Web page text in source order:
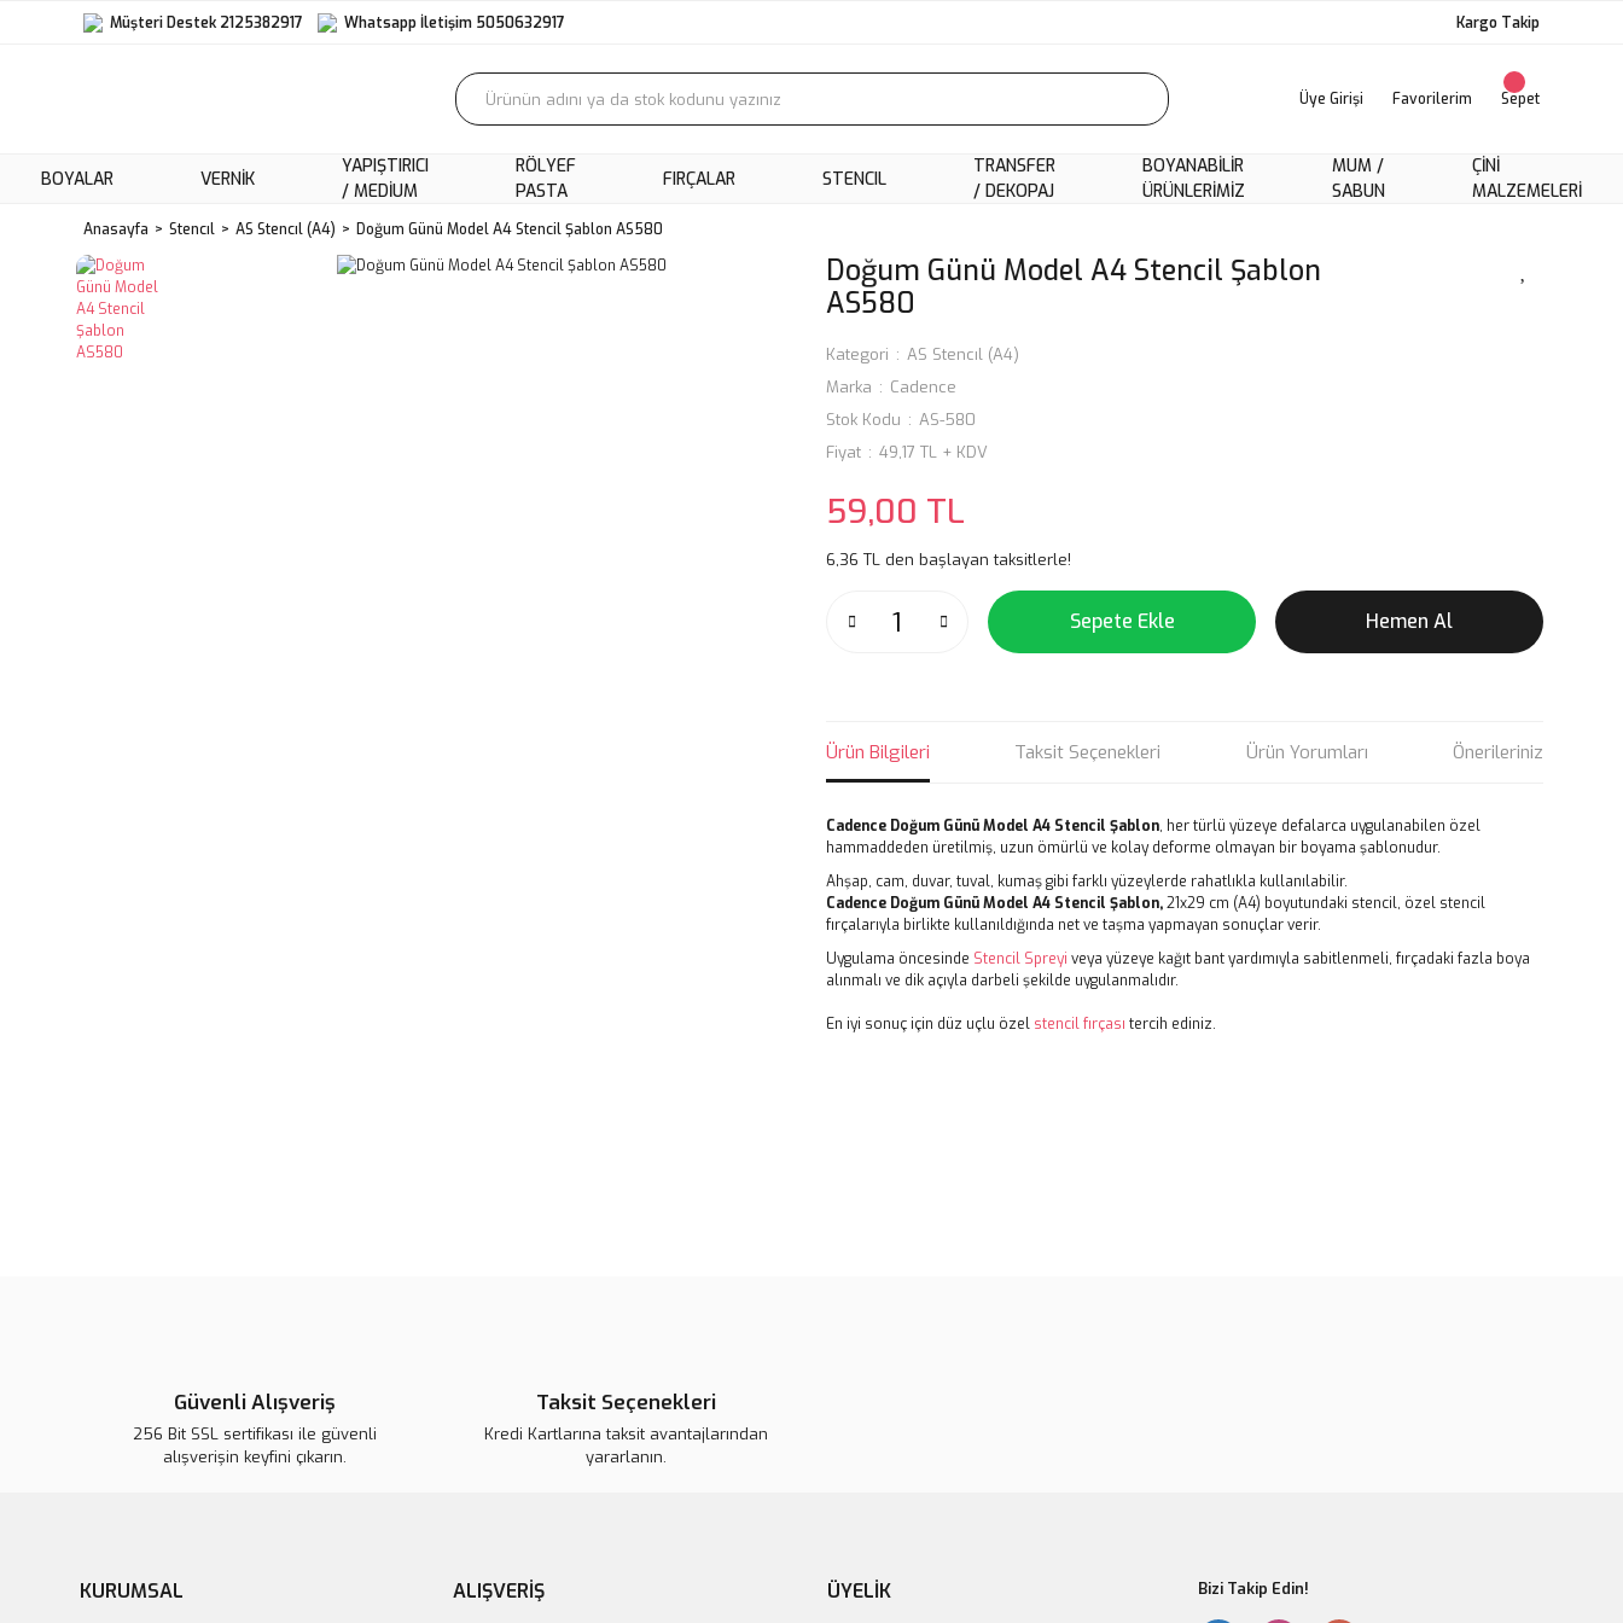
Müşteri Destek 2125382917 Whatsapp İletişim 5050632917 Kargo Takip
Üye Girişi Favorilerim Sepet
BOYALAR VERNIK
YAPIŞTIRICI
/ MEDIUM
RÖLYEF
PASTA
FIRÇALAR STENCIL
TRANSFER
/ DEKOPAJ
BOYANABILIR
ÜRÜNLERIMIZ
MUM /
SABUN
ÇINI
MALZEMELERI
Anasayfa Stencıl AS Stencıl (A4) Doğum Günü Model A4 Stencil Şablon AS580
Doğum Günü Model A4 Stencil Şablon
AS580
Kategori
AS Stencıl (A4)
Marka
Cadence
Stok Kodu
AS-580
Fiyat
49,17 TL + KDV
59,00 TL
6,36 TL den başlayan taksitlerle!
Sepete Ekle Hemen Al
Ürün Bilgileri Taksit Seçenekleri Ürün Yorumları Önerileriniz
Cadence Doğum Günü Model A4 Stencil Şablon, her türlü yüzeye defalarca uygulanabilen özel
hammaddeden üretilmiş, uzun ömürlü ve kolay deforme olmayan bir boyama şablonudur.
Ahşap, cam, duvar, tuval, kumaş gibi farklı yüzeylerde rahatlıkla kullanılabilir.
Cadence Doğum Günü Model A4 Stencil Şablon,21x29 cm (A4) boyutundaki stencil, özel stencil
fırçalarıyla birlikte kullanıldığında net ve taşma yapmayan sonuçlar verir.
Uygulama öncesinde Stencil Spreyi veya yüzeye kağıt bant yardımıyla sabitlenmeli, fırçadaki fazla boya
alınmalı ve dik açıyla darbeli şekilde uygulanmalıdır.
En iyi sonuç için düz uçlu özel stencil fırçası tercih ediniz.
Güvenli Alışveriş
256 Bit SSL sertifikası ile güvenli
alışverişin keyfini çıkarın.
Taksit Seçenekleri
Kredi Kartlarına taksit avantajlarından
yararlanın.
KURUMSAL ALIŞVERİŞ ÜYELİK Bizi Takip Edin!